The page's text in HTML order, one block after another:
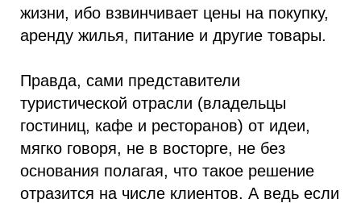
жизни, ибо взвинчивает цены на покупку,
аренду жилья, питание и другие товары.
Правда, сами представители
туристической отрасли (владельцы
гостиниц, кафе и ресторанов) от идеи,
мягко говоря, не в восторге, не без
основания полагая, что такое решение
отразится на числе клиентов. А ведь если